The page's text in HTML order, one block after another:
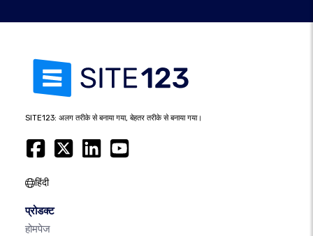
SITE123: अलग तरीके से बनाया गया, बेहतर तरीके से बनाया गया।
हिंदी
प्रोडक्ट
होमपेज